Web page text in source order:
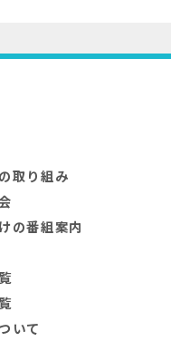
取り組み
の番組案内
いて